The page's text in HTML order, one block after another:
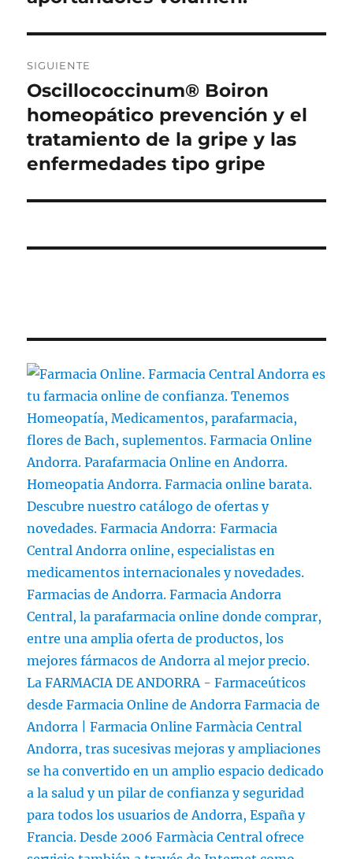
SIGUIENTE
Entrada
siguiente:
Oscillococcinum® Boiron
homeopático prevención y el
tratamiento de la gripe y las
enfermedades tipo gripe